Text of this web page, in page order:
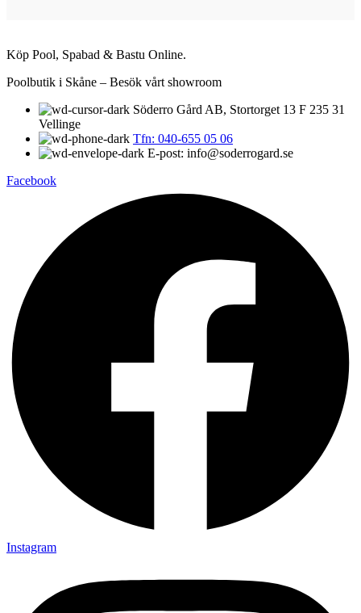
Köp Pool, Spabad & Bastu Online.
Poolbutik i Skåne – Besök vårt showroom
Söderro Gård AB, Stortorget 13 F 235 31
Vellinge
Tfn: 040-655 05 06
E-post: info@soderrogard.se
Facebook
Instagram